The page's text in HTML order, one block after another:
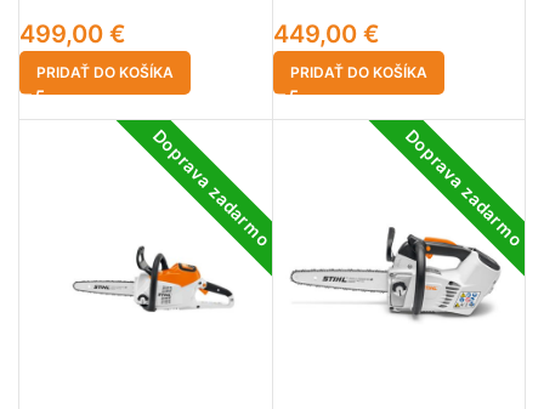
499,00 €
PRIDAŤ DO KOŠÍKA
449,00 €
PRIDAŤ DO KOŠÍKA
Doprava zadarmo Doprava zadarmo